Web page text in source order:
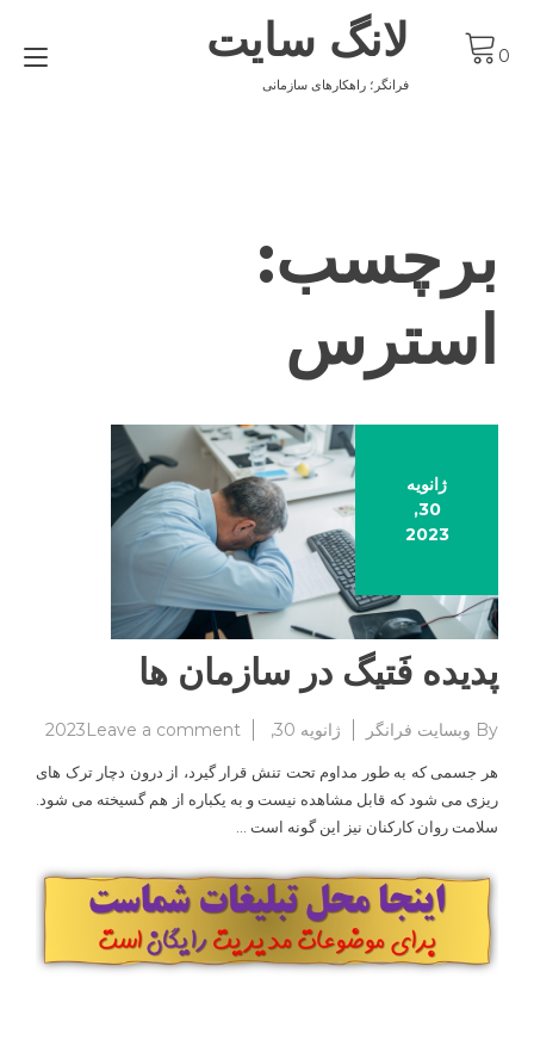
content
لانگ سایت
فرانگر؛ راهکارهای سازمانی
0
برچسب:
استرس
ژانویه
30,
2023
پدیده فَتیگ در سازمان ها
By وبسایت فرانگر ژانویه 30, 2023 Leave a comment
on
فَتیگ
در
هر جسمی که به طور مداوم تحت تنش قرار گیرد، از درون دچار ترک های
ریزی می شود که قابل مشاهده نیست و به یکباره از هم گسیخته می شود.
سلامت روان کارکنان نیز این گونه است …